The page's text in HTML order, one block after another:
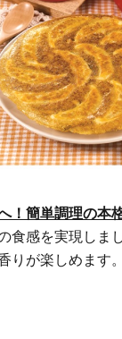
！簡単調理の本
食感を実現しまし
りが楽しめます。